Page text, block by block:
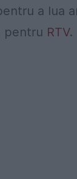
a lua
pentru RTV.